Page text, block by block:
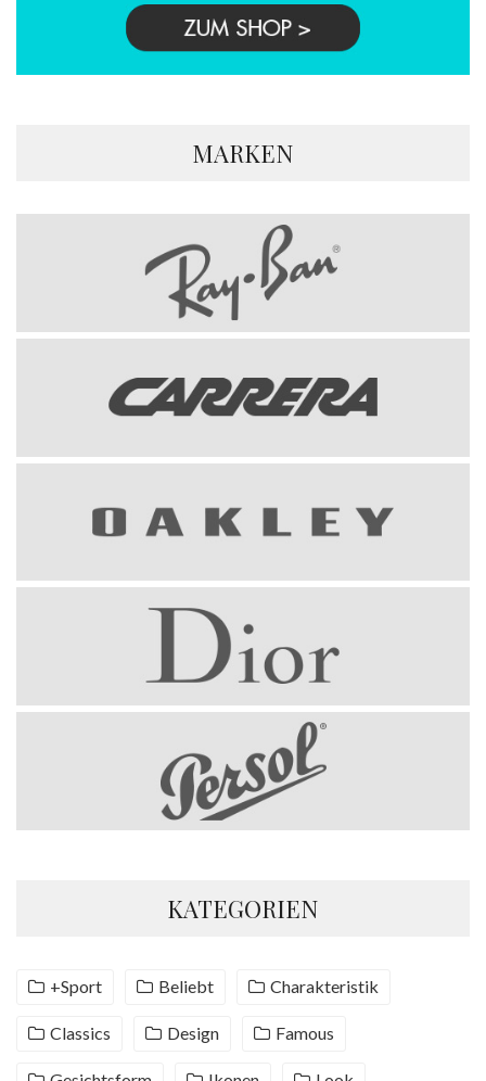
MARKEN
KATEGORIEN
+Sport Beliebt Charakteristik
Classics Design Famous